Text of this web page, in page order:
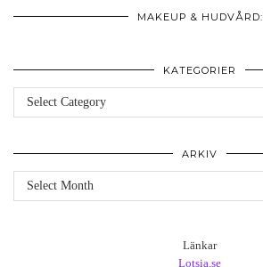
MAKEUP & HUDVÅRD:
KATEGORIER
Kategorier
ARKIV
Arkiv
Länkar
Lotsia.se